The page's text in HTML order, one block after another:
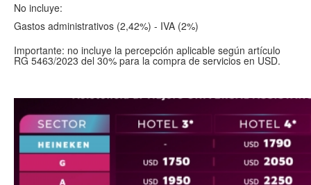
No incluye:
Gastos administrativos (2,42%) - IVA (2%)
Importante: no incluye la percepción aplicable según artículo
RG 5463/2023 del 30% para la compra de servicios en USD.